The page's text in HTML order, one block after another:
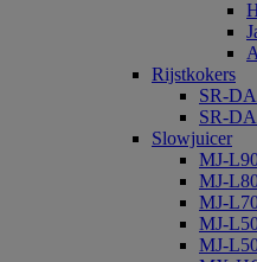
Rijstkokers
SR-
SR-
Slowjuicer
MJ-
MJ-
MJ-
MJ-
MJ-